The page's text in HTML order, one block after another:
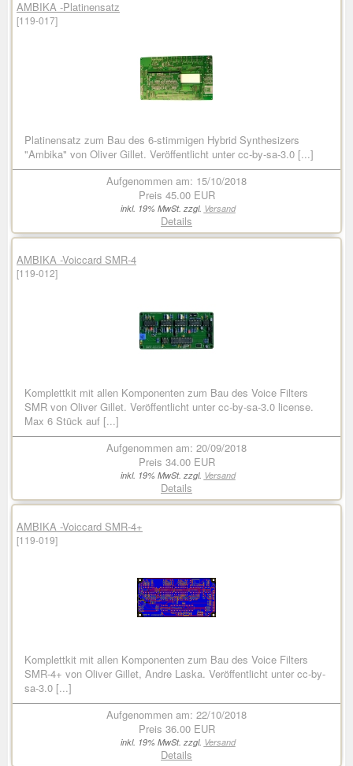
AMBIKA -Platinensatz
[119-017]
Platinensatz zum Bau des 6-stimmigen Hybrid Synthesizers
"Ambika" von Oliver Gillet. Veröffentlicht unter cc-by-sa-3.0 [...]
Aufgenommen am: 15/10/2018
Preis 45.00 EUR
inkl. 19% MwSt. zzgl. Versand
Details
AMBIKA -Voiccard SMR-4
[119-012]
Komplettkit mit allen Komponenten zum Bau des Voice Filters
SMR von Oliver Gillet. Veröffentlicht unter cc-by-sa-3.0 license.
Max 6 Stück auf [...]
Aufgenommen am: 20/09/2018
Preis 34.00 EUR
inkl. 19% MwSt. zzgl. Versand
Details
AMBIKA -Voiccard SMR-4+
[119-019]
Komplettkit mit allen Komponenten zum Bau des Voice Filters
SMR-4+ von Oliver Gillet, Andre Laska. Veröffentlicht unter cc-by-
sa-3.0 [...]
Aufgenommen am: 22/10/2018
Preis 36.00 EUR
inkl. 19% MwSt. zzgl. Versand
Details